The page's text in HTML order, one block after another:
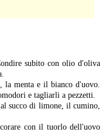
subito con olio d'oliva
menta e il bianco d'uovo.
e tagliarli a pezzetti.
succo di limone, il cumino,
con il tuorlo dell'uovo